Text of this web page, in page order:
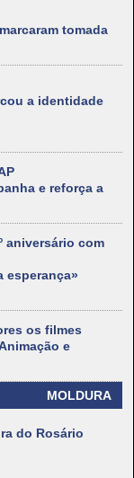
tomada
a identidade
e reforça a
aniversário com
esperança»
os filmes
e
MOLDURA
do Rosário